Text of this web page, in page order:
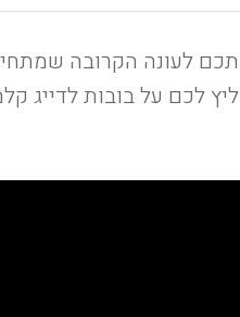
אתכם לעונה הקרובה
לכם על בובות לדייג